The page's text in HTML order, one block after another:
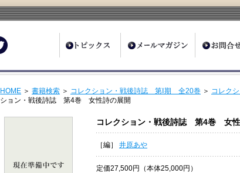
HOME ＞ 書籍検索 ＞ コレクション・戦後詩誌 第Ⅰ期 全20巻 ＞ コレク
ション・戦後詩誌 第4巻 女性詩の展開
コレクション・戦後詩誌 第4巻 女性
［編］ 井原あや
定価27,500円（本体25,000円）